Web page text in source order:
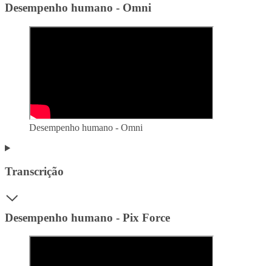
Desempenho humano - Omni
Desempenho humano - Omni
Transcrição
Desempenho humano - Pix Force